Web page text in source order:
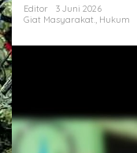
Editor
3 Juni 2026
Giat Masyarakat., Hukum